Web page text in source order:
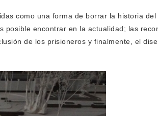
como una forma de borrar la historia del
encontrar en la actualidad; las
de los prisioneros y finalmente, el